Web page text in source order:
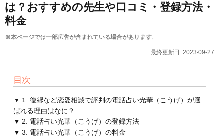
は？おすすめの先生や口コミ・登録方法・
料金
※本ページでは一部広告が含まれている場合があります。
最終更新日: 2023-09-27
目次
▼ 1. 復縁など恋愛相談で評判の電話占い光華（こうげ）が選
ばれる理由はなに？
▼ 2. 電話占い光華（こうげ）の登録方法
▼ 3. 電話占い光華（こうげ）の料金